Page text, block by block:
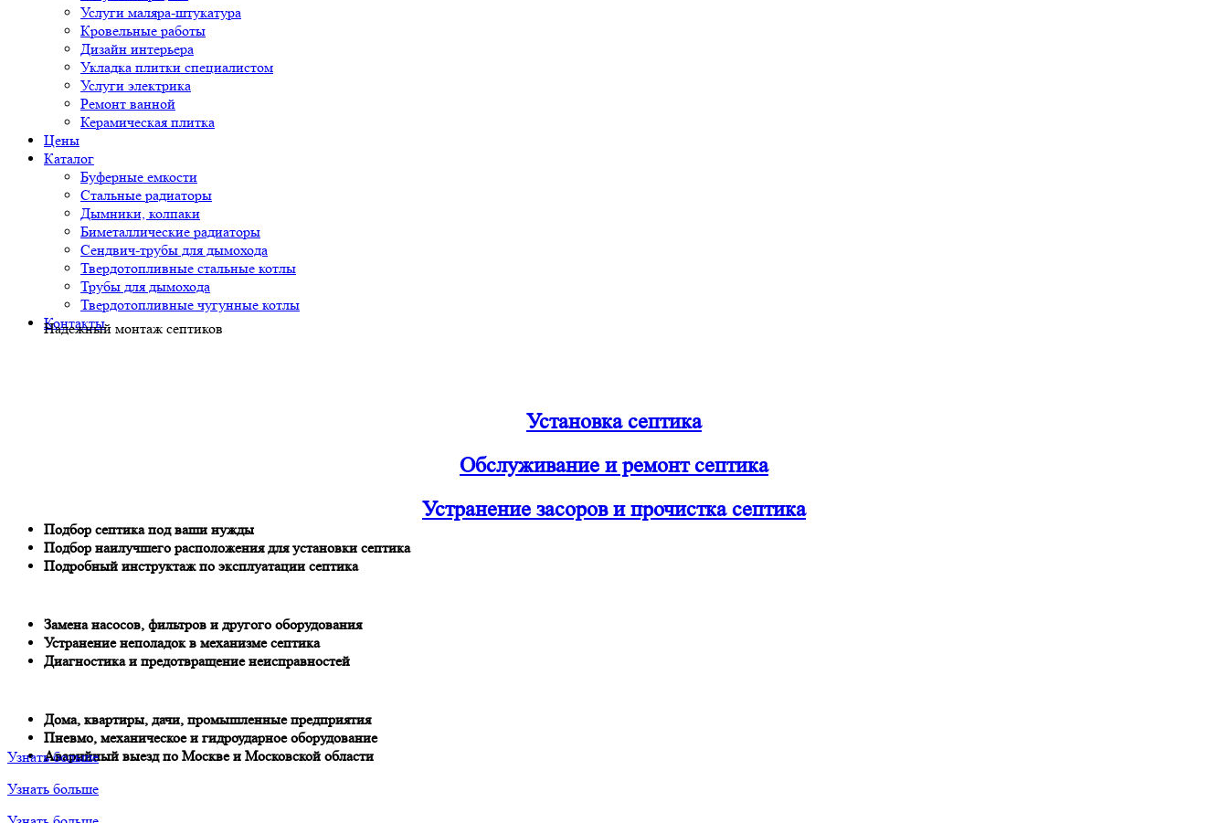
Услуги маляра-штукатура
Кровельные работы
Дизайн интерьера
Укладка плитки специалистом
Услуги электрика
Ремонт ванной
Керамическая плитка
Цены
Каталог
Буферные емкости
Стальные радиаторы
Дымники, колпаки
Биметаллические радиаторы
Сендвич-трубы для дымохода
Твердотопливные стальные котлы
Трубы для дымохода
Твердотопливные чугунные котлы
Контакты
Надежный монтаж септиков
Установка септика
Обслуживание и ремонт септика
Устранение засоров и прочистка септика
Подбор септика под ваши нужды
Подбор наилучшего расположения для установки септика
Подробный инструктаж по эксплуатации септика
Замена насосов, фильтров и другого оборудования
Устранение неполадок в механизме септика
Диагностика и предотвращение неисправностей
Дома, квартиры, дачи, промышленные предприятия
Пневмо, механическое и гидроударное оборудование
Аварийный выезд по Москве и Московской области
Узнать больше
Узнать больше